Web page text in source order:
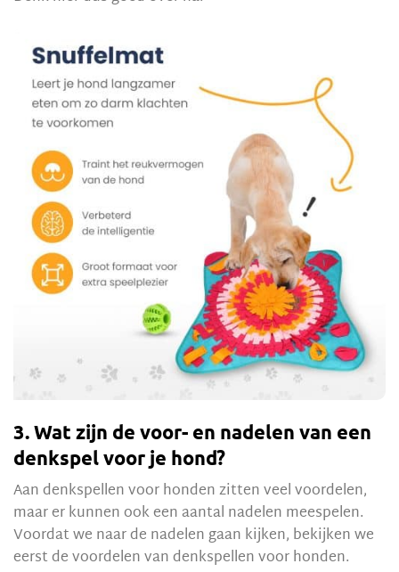
3. Wat zijn de voor- en nadelen van een
denkspel voor je hond?
Aan denkspellen voor honden zitten veel voordelen,
maar er kunnen ook een aantal nadelen meespelen.
Voordat we naar de nadelen gaan kijken, bekijken we
eerst de voordelen van denkspellen voor honden.